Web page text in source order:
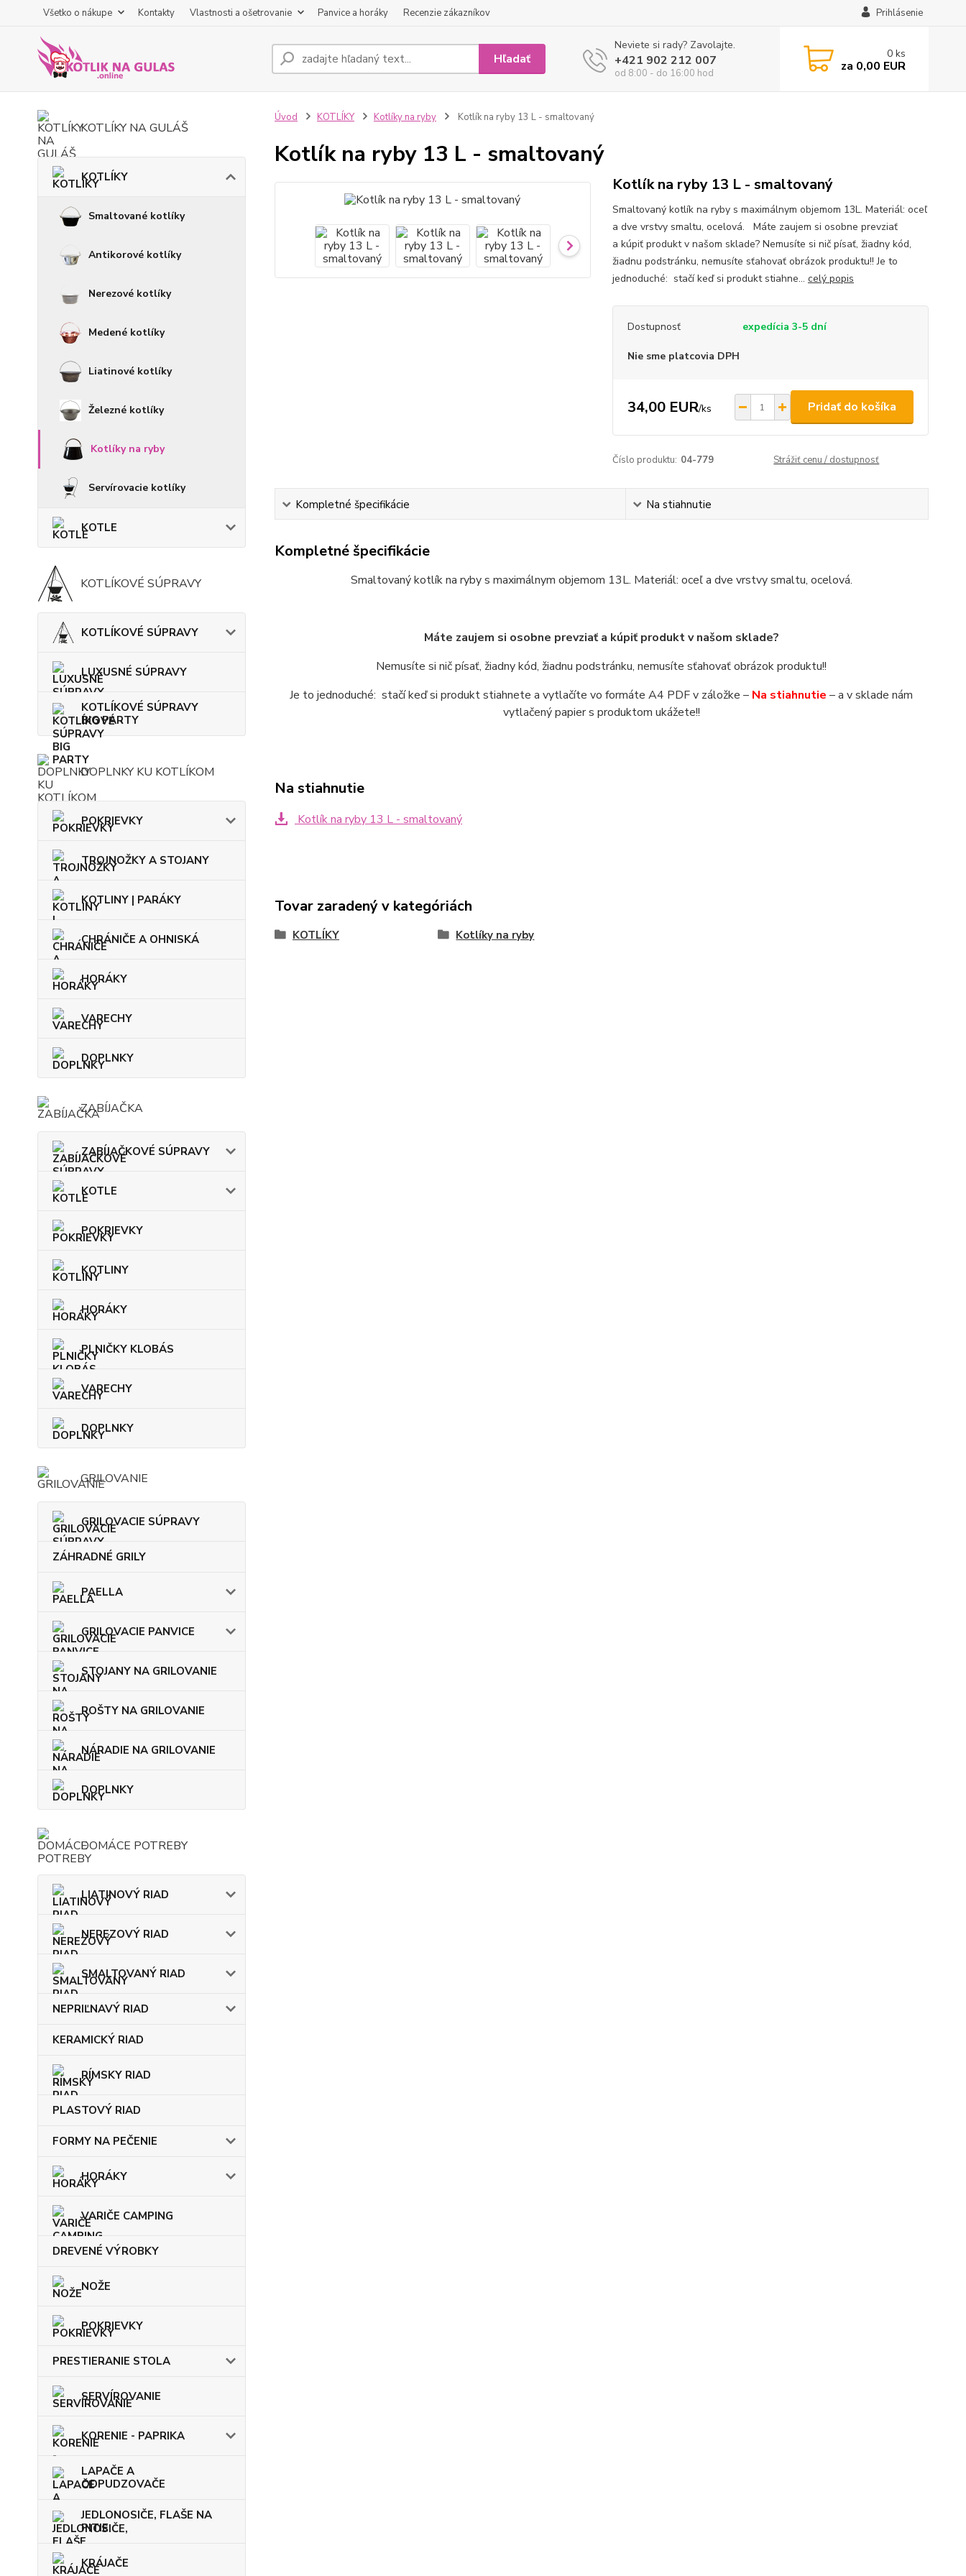
Všetko o nákupe Kontakty Vlastnosti a ošetrovanie Panvice a horáky Recenzie zákazníkov Prihlásenie
Hľadať
Neviete si rady? Zavolajte.
+421 902 212 007
od 8:00 - do 16:00 hod
0 ks
za 0,00 EUR
KOTLÍKY NA GULÁŠ
KOTLÍKY
Smaltované kotlíky
Antikorové kotlíky
Nerezové kotlíky
Medené kotlíky
Liatinové kotlíky
Železné kotlíky
Kotlíky na ryby
Servírovacie kotlíky
KOTLE
KOTLÍKOVÉ SÚPRAVY
KOTLÍKOVÉ SÚPRAVY
LUXUSNÉ SÚPRAVY
KOTLÍKOVÉ SÚPRAVY
BIG PARTY
DOPLNKY KU KOTLÍKOM
POKRIEVKY
TROJNOŽKY A STOJANY
KOTLINY | PARÁKY
CHRÁNIČE A OHNISKÁ
HORÁKY
VARECHY
DOPLNKY
ZABÍJAČKA
ZABÍJAČKOVÉ SÚPRAVY
KOTLE
POKRIEVKY
KOTLINY
HORÁKY
PLNIČKY KLOBÁS
VARECHY
DOPLNKY
GRILOVANIE
GRILOVACIE SÚPRAVY
ZÁHRADNÉ GRILY
PAELLA
GRILOVACIE PANVICE
STOJANY NA GRILOVANIE
ROŠTY NA GRILOVANIE
NÁRADIE NA GRILOVANIE
DOPLNKY
DOMÁCE POTREBY
LIATINOVÝ RIAD
NEREZOVÝ RIAD
SMALTOVANÝ RIAD
NEPRIĽNAVÝ RIAD
KERAMICKÝ RIAD
RÍMSKY RIAD
PLASTOVÝ RIAD
FORMY NA PEČENIE
HORÁKY
VARIČE CAMPING
DREVENÉ VÝROBKY
NOŽE
POKRIEVKY
PRESTIERANIE STOLA
SERVÍROVANIE
KORENIE - PAPRIKA
LAPAČE A
ODPUDZOVAČE
JEDLONOSIČE, FLAŠE NA
PITIE
KRÁJAČE
Úvod KOTLÍKY Kotlíky na ryby Kotlík na ryby 13 L - smaltovaný
Kotlík na ryby 13 L - smaltovaný
Kotlík na ryby 13 L - smaltovaný
Smaltovaný kotlík na ryby s maximálnym objemom 13L. Materiál: oceľ
a dve vrstvy smaltu, ocelová. Máte zaujem si osobne prevziať
a kúpiť produkt v našom sklade? Nemusíte si nič písať, žiadny kód,
žiadnu podstránku, nemusíte sťahovať obrázok produktu!! Je to
jednoduché: stačí keď si produkt stiahne... celý popis
Dostupnosť expedícia 3-5 dní
Nie sme platcovia DPH
34,00 EUR/ks Pridať do košíka
Číslo produktu: 04-779 Strážiť cenu / dostupnosť
Kompletné špecifikácie Na stiahnutie
Kompletné špecifikácie
Smaltovaný kotlík na ryby s maximálnym objemom 13L. Materiál: oceľ a dve vrstvy smaltu, ocelová.
Máte zaujem si osobne prevziať a kúpiť produkt v našom sklade?
Nemusíte si nič písať, žiadny kód, žiadnu podstránku, nemusíte sťahovať obrázok produktu!!
Je to jednoduché: stačí keď si produkt stiahnete a vytlačíte vo formáte A4 PDF v záložke – Na stiahnutie – a v sklade nám
vytlačený papier s produktom ukážete!!
Na stiahnutie
Kotlík na ryby 13 L - smaltovaný
Tovar zaradený v kategóriách
KOTLÍKY Kotlíky na ryby